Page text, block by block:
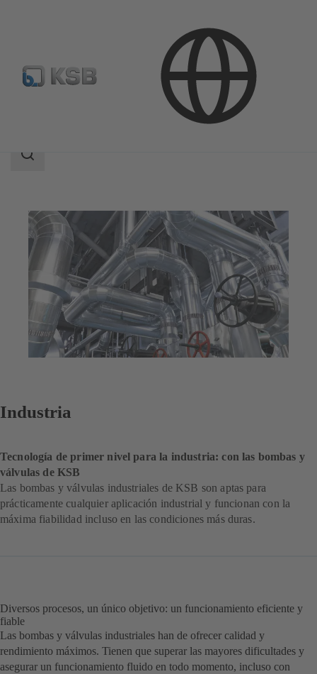
Área
Industria
Tecnología de primer nivel para la industria: con las bombas y
válvulas de KSB
Las bombas y válvulas industriales de KSB son aptas para
prácticamente cualquier aplicación industrial y funcionan con la
máxima fiabilidad incluso en las condiciones más duras.
Diversos procesos, un único objetivo: un funcionamiento eficiente y
fiable
Las bombas y válvulas industriales han de ofrecer calidad y
rendimiento máximos. Tienen que superar las mayores dificultades y
asegurar un funcionamiento fluido en todo momento, incluso con